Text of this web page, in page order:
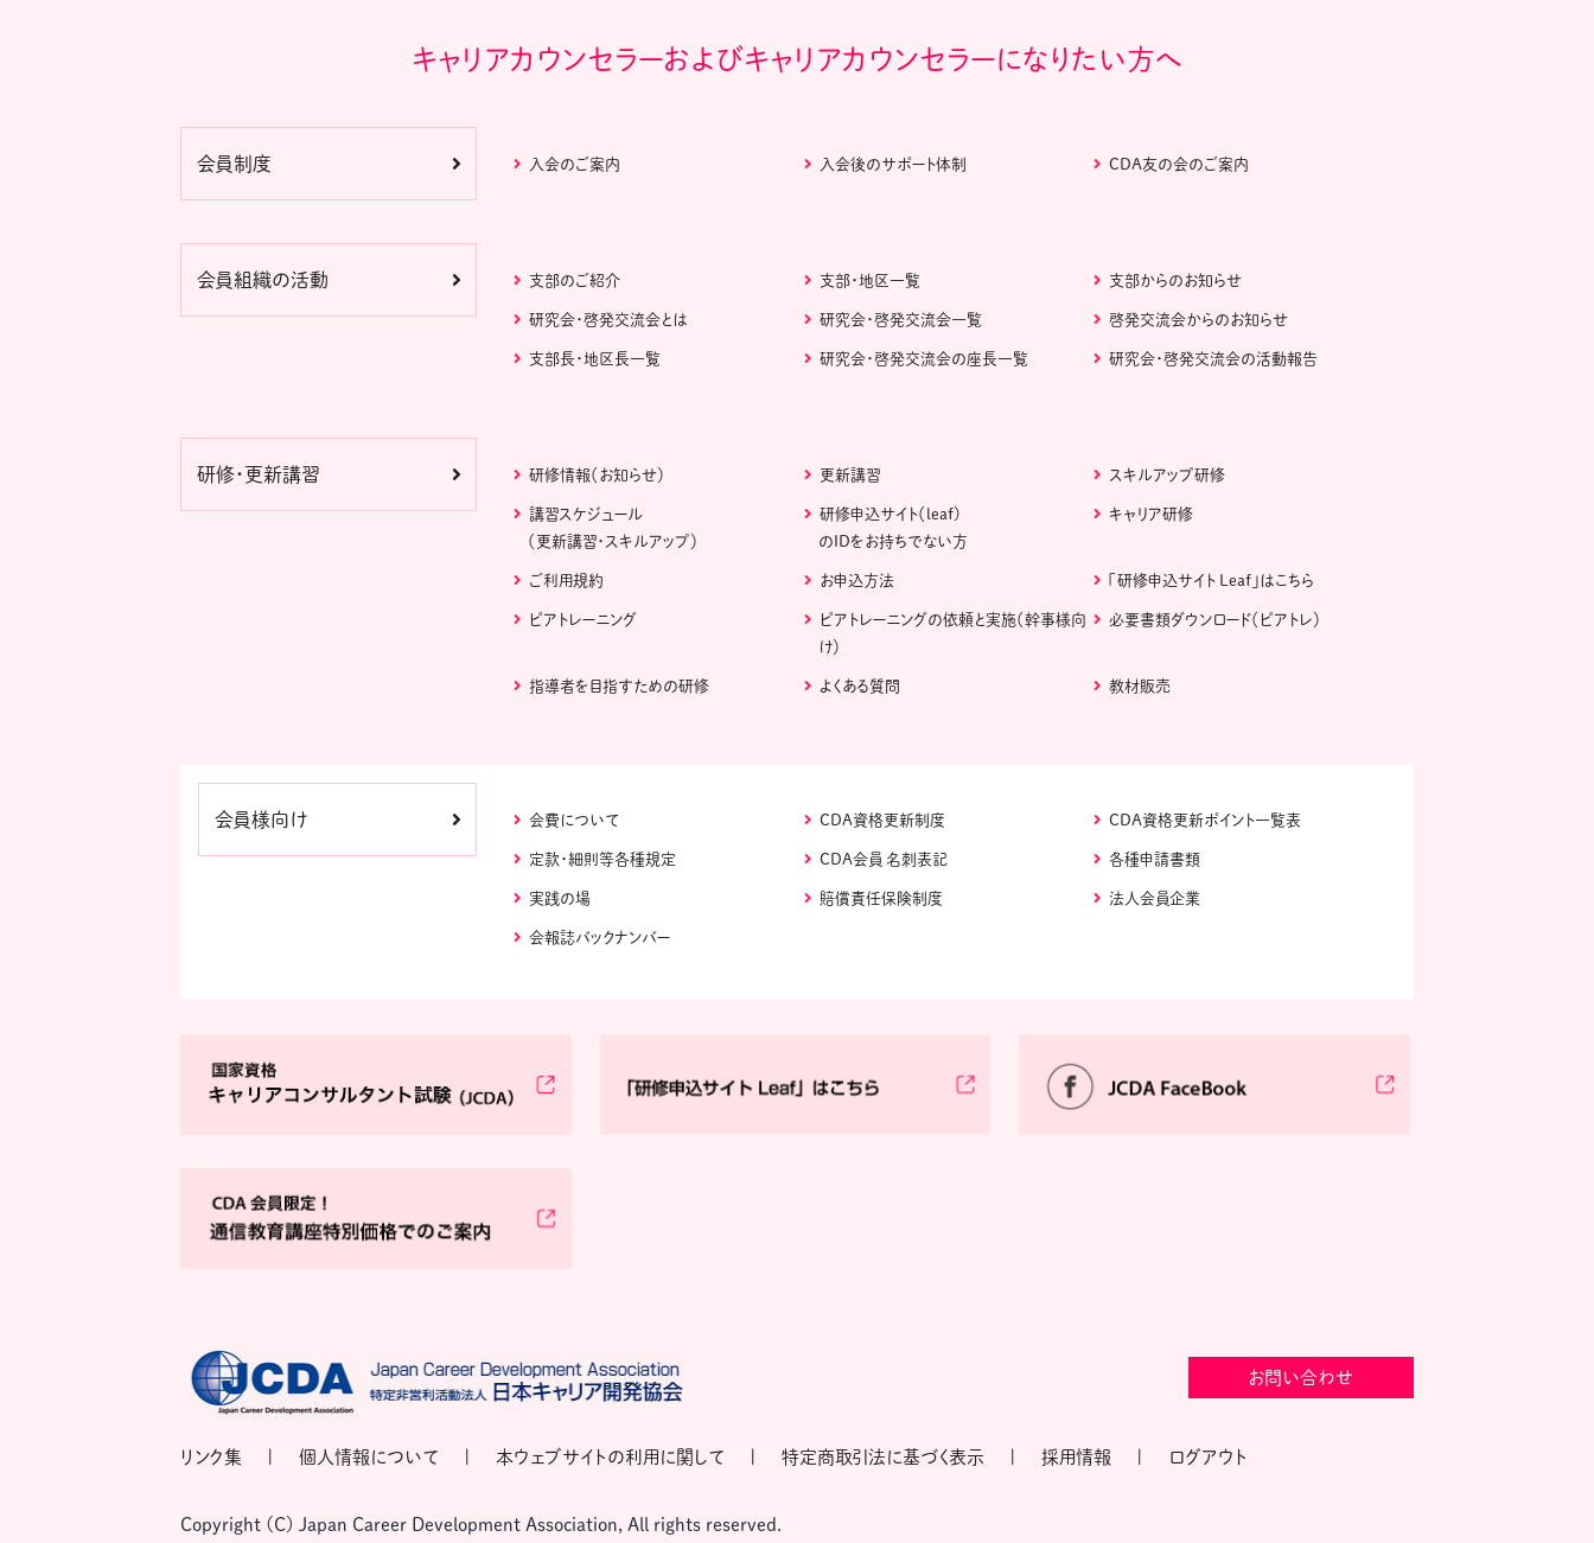
キャリアカウンセラーおよびキャリアカウンセラーになりたい方へ
会員制度 入会のご案内 入会後のサポート体制 CDA友の会のご案内
会員組織の活動 支部のご紹介 支部・地区一覧 支部からのお知らせ
研究会・啓発交流会とは 研究会・啓発交流会一覧 啓発交流会からのお知らせ
支部長・地区長一覧 研究会・啓発交流会の座長一覧 研究会・啓発交流会の活動報告
研修・更新講習 研修情報（お知らせ） 更新講習 スキルアップ研修
講習スケジュール
（更新講習・スキルアップ）
研修申込サイト（leaf)
のIDをお持ちでない方
キャリア研修
ご利用規約 お申込方法 「研修申込サイト Leaf」はこちら
ピアトレーニング
ピアトレーニングの依頼と実施（幹事様向
け）
必要書類ダウンロード（ピアトレ）
指導者を目指すための研修 よくある質問 教材販売
会員様向け 会費について CDA資格更新制度 CDA資格更新ポイント一覧表
定款・細則等各種規定 CDA会員 名刺表記 各種申請書類
実践の場 賠償責任保険制度 法人会員企業
会報誌バックナンバー
お問い合わせ
リンク集 個人情報について 本ウェブサイトの利用に関して 特定商取引法に基づく表示 採用情報 ログアウト
Copyright (C) Japan Career Development Association, All rights reserved.